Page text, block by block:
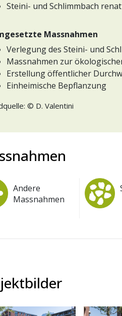
Steini- und Schlimmbach
Massnahmen
Verlegung des Steini- und
Massnahmen zur
Erstellung öffentlicher
Einheimische Bepflanzung
© D. Valentini
Andere
Massnahmen